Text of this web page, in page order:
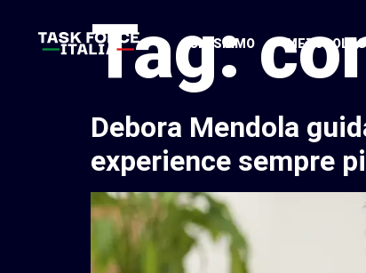
CHI SIAMO
Tag:
Debora Mendola
experience sempre